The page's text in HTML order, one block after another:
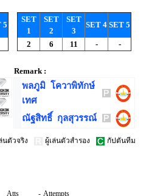
5
SET
1
SET
2
SET
3
SET 4 SET 5
2 6 11 - -
Remark :
พลภูมิ โควาพิทักษ์
เทศ
ณัฐสิทธิ์ กุลสุวรรณ์
นตัวจริง ผู้เล่นตัวสำรอง กัปตันทีม
Atts - Attempts